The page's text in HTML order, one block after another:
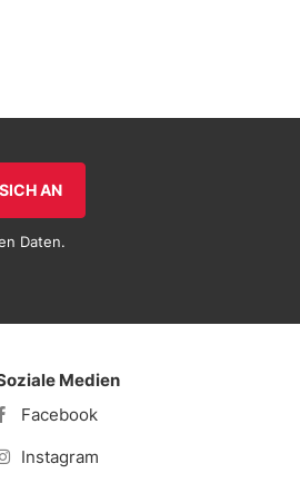
AN
Daten.
Medien
Facebook
Instagram